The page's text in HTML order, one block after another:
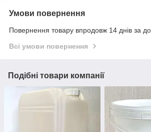
Умови повернення
Повернення товару впродовж 14 днів за
Всі умови повернення
Подібні товари компанії